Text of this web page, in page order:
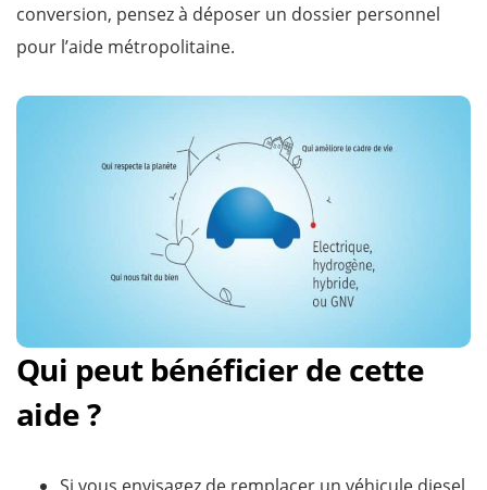
conversion, pensez à déposer un dossier personnel
pour l’aide métropolitaine.
Qui peut bénéficier de cette
aide ?